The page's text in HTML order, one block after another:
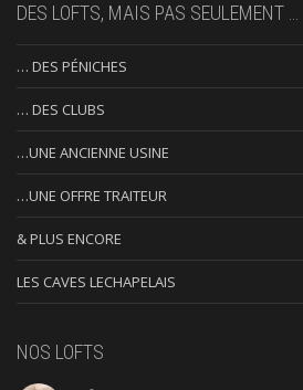
DES LOFTS, MAIS PAS SEULEMENT …
… DES PÉNICHES
… DES CLUBS
…UNE ANCIENNE USINE
…UNE OFFRE TRAITEUR
& PLUS ENCORE
LES CAVES LECHAPELAIS
NOS LOFTS